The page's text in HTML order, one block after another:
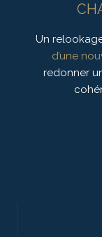
Un
d’une
redonner